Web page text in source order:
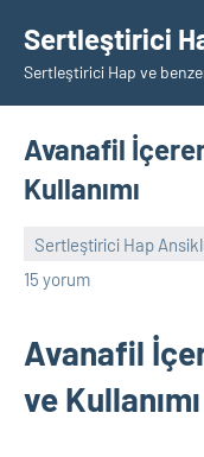
geçSertleştirici
Sertleştirici Hap ve
Avanafil
Kullanımı
Sertleştirici Hap
15 yorum
Avanafil
ve Kullanımı